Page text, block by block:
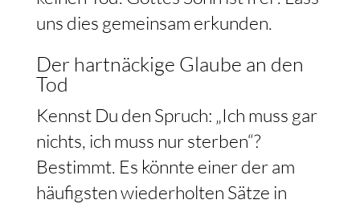
uns dies gemeinsam erkunden.
Der hartnäckige Glaube an den
Tod
Kennst Du den Spruch: „Ich muss gar
nichts, ich muss nur sterben“?
Bestimmt. Es könnte einer der am
häufigsten wiederholten Sätze in